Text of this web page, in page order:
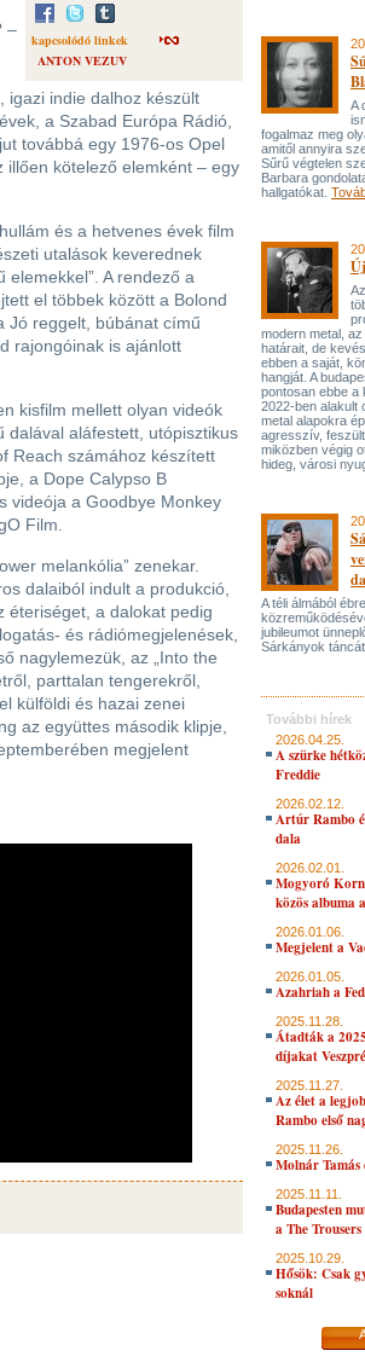
kapcsolódó linkek
ANTON VEZUV
–
igazi indie dalhoz készült
a Szabad Európa Rádió,
továbbá egy 1976-os Opel
illően kötelező elemként – egy
és a hetvenes évek film
utalások keverednek
A rendező a
el többek között a Bolond
Jó reggelt, búbánat című
rajongóinak is ajánlott
kisfilm mellett olyan videók
dalával aláfestett, utópisztikus
Reach számához készített
a Dope Calypso B
videója a Goodbye Monkey
Film.
melankólia” zenekar.
dalaiból indult a produkció,
éteriséget, a dalokat pedig
és rádiómegjelenések,
nagylemezük, az „Into the
parttalan tengerekről,
külföldi és hazai zenei
az együttes második klipje,
megjelent
A
fogalmaz meg
amitől annyira
Sűrű végtelen
Barbara
hallgatókat.
modern metal,
határait, de
ebben a saját,
hangját. A
pontosan ebbe a
2022-ben alakult
metal alapokra
agresszív,
miközben végig
hideg, városi
A téli álmából
jubileumot
Sárkányok táncát.
További hírek
2026.04.25.
A szürke
Freddie
2026.02.12.
Artúr Rambo
dala
2026.02.01.
Mogyoró
közös albuma
2026.01.06.
Megjelent a
2026.01.05.
Azahriah a
2025.11.28.
Átadták a
díjakat
2025.11.27.
Az élet a
Rambo első
2025.11.26.
Molnár Tamás
2025.11.11.
Budapesten
a The Trousers
2025.10.29.
Hősök: Csak
soknál